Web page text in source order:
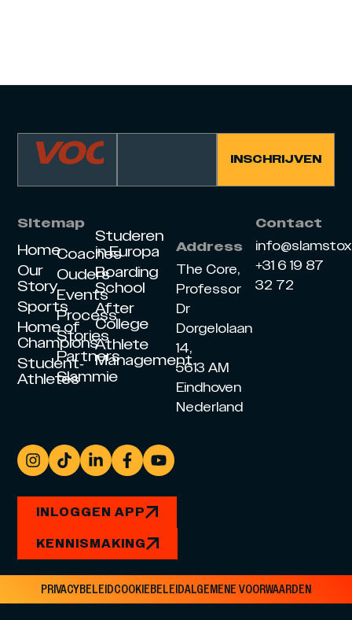
Sitemap
Home
Our
Story
Sports
Home of
Champions
Student-
Athletes
Coaches
Ouders
Events
Process
Stories
Partners
Slammie
Studeren
in Europa
Boarding
School
After
College
Athlete
Management
Address
The Core,
Professor
Dr
Dorgelolaan
14,
5613 AM
Eindhoven
Nederland
Contact
+31 6 19 87
32 72
INLOGGEN APP
KENNISMAKING
PRIVACYBELEIDCOOKIEBELEIDALGEMENE VOORWAARDEN